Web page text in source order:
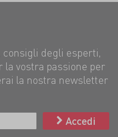
degli esperti,
vostra passione per
la nostra newsletter
Accedi